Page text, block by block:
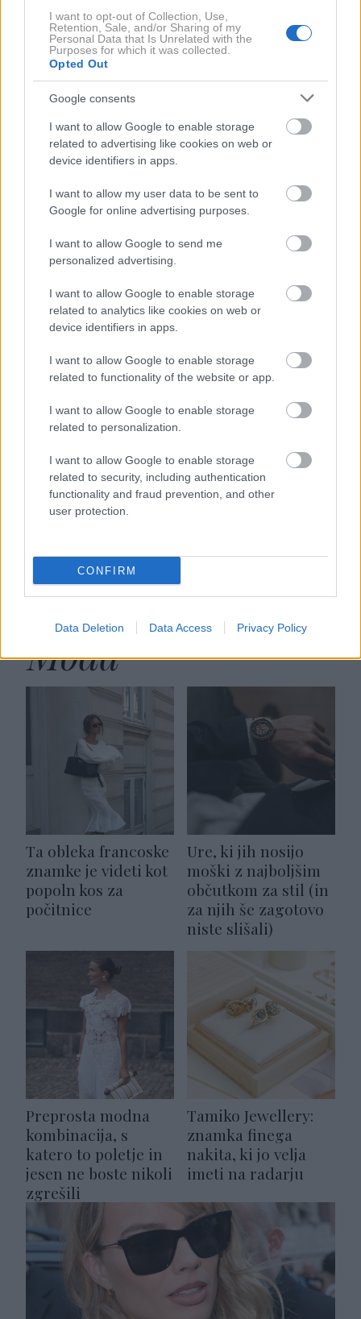
I want to opt-out of Collection, Use,
Retention, Sale, and/or Sharing of my
Personal Data that Is Unrelated with the
Purposes for which it was collected.
Opted Out
Google consents
I want to allow Google to enable storage
related to advertising like cookies on web or
device identifiers in apps.
I want to allow my user data to be sent to
Google for online advertising purposes.
I want to allow Google to send me
personalized advertising.
I want to allow Google to enable storage
related to analytics like cookies on web or
device identifiers in apps.
I want to allow Google to enable storage
related to functionality of the website or app.
I want to allow Google to enable storage
related to personalization.
I want to allow Google to enable storage
related to security, including authentication
functionality and fraud prevention, and other
user protection.
CONFIRM
Data Deletion Data Access Privacy Policy
njihovo dolgoletno priljubljenost.
Zakaj so leta 2026 znova v trendu?
Njihova priljubljenost leta 2026 temelji tako na
nostalgiji kot na sodobnih modnih smernicah. Po
eni strani so se v ospredje vrnili retro športni
modeli z ozko silhueto, navdihnjeni s
razmere za vrnitev visokih Converse superg.
Po drugi strani pa priljubljenost tako
imenovanih modelovsneakerina(hibridov med
supergami in balerinkami) kaže, da modne
navdušenke iščejo vse bolj nenavadne modele. A
takšni trendi niso za vsakogar, zato se brezčasne
klasike, kot so Converse Chuck Taylor, vedno
znova vračajo v modo.
Vsi pravijo, da je najboljši izdelek
Moda
Ta obleka francoske
znamke je videti kot
popoln kos za
počitnice
Ure, ki jih nosijo
moški z najboljšim
občutkom za stil (in
za njih še zagotovo
niste slišali)
Preprosta modna
kombinacija, s
katero to poletje in
jesen ne boste nikoli
zgrešili
Tamiko Jewellery:
znamka finega
nakita, ki jo velja
imeti na radarju